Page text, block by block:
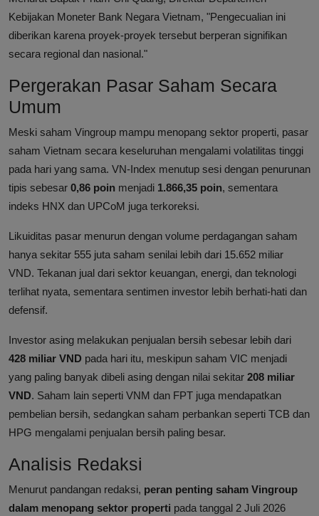
Kebijakan Moneter Bank Negara Vietnam, "Pengecualian ini
diberikan karena proyek-proyek tersebut berperan signifikan
secara regional dan nasional."
Pergerakan Pasar Saham Secara
Umum
Meski saham Vingroup mampu menopang sektor properti, pasar
saham Vietnam secara keseluruhan mengalami volatilitas tinggi
pada hari yang sama. VN-Index menutup sesi dengan penurunan
tipis sebesar 0,86 poin menjadi 1.866,35 poin, sementara
indeks HNX dan UPCoM juga terkoreksi.
Likuiditas pasar menurun dengan volume perdagangan saham
hanya sekitar 555 juta saham senilai lebih dari 15.652 miliar
VND. Tekanan jual dari sektor keuangan, energi, dan teknologi
terlihat nyata, sementara sentimen investor lebih berhati-hati dan
defensif.
Investor asing melakukan penjualan bersih sebesar lebih dari
428 miliar VND pada hari itu, meskipun saham VIC menjadi
yang paling banyak dibeli asing dengan nilai sekitar 208 miliar
VND. Saham lain seperti VNM dan FPT juga mendapatkan
pembelian bersih, sedangkan saham perbankan seperti TCB dan
HPG mengalami penjualan bersih paling besar.
Analisis Redaksi
Menurut pandangan redaksi, peran penting saham Vingroup
dalam menopang sektor properti pada tanggal 2 Juli 2026